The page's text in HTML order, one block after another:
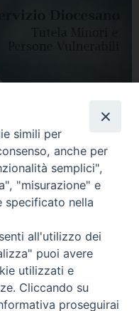
VESCOVILE NEWS
ANTENATI
All Rights Reserved.
simili per
anche per
semplici",
"misurazione" e
specificato nella
all'utilizzo dei
puoi avere
utilizzati e
Cliccando su
proseguirai